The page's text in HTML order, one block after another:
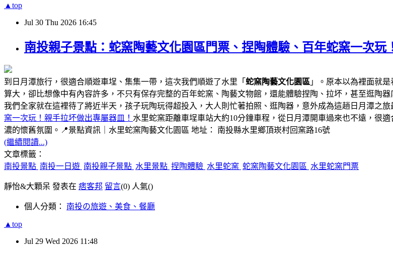
▲top
Jul 30 Thu 2026 16:45
南投親子景點：蛇窯陶藝文化園區門票、捏陶體驗、百年蛇窯一次玩
到日月潭旅行，很適合順遊車埕、集集一帶，這次我們順遊了水里「 蛇窯陶藝文化園區 」。原本以為裡面就
算大，卻比想像中有內容許多，不只有保存完整的百年蛇窯、陶藝文物館，還能體驗捏陶、拉坏，甚至逛陶
我們全家就在這裡待了將近半天，孩子玩陶玩得超投入，大人則忙著拍照、逛陶器，意外成為這趟日月潭之旅
窯一次玩！親手拉坏做出專屬器皿！ 水里蛇窯距離車埕車站大約10分鐘車程，從日月潭開車過來也不遠，很
濃的懷舊氛圍。📍景點資訊｜水里蛇窯陶藝文化園區 地址： 南投縣水里鄉頂崁村回窯路16號
(繼續閱讀...)
文章標籤：
南投景點 南投一日遊 南投親子景點 水里景點 捏陶體驗 水里蛇窯 蛇窯陶藝文化園區 水里蛇窯門票
靜怡&大顆呆 發表在 痞客邦 留言(0) 人氣()
個人分類： 南投の旅遊、美食、餐廳
▲top
Jul 29 Wed 2026 11:48